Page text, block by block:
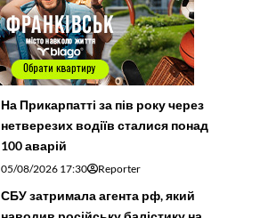
На Прикарпатті за пів року через
нетверезих водіїв сталися понад
100 аварій
05/08/2026 17:30 Reporter
СБУ затримала агента рф, який